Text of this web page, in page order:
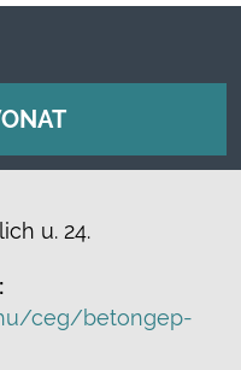
u. 24.
ceg/betongep-